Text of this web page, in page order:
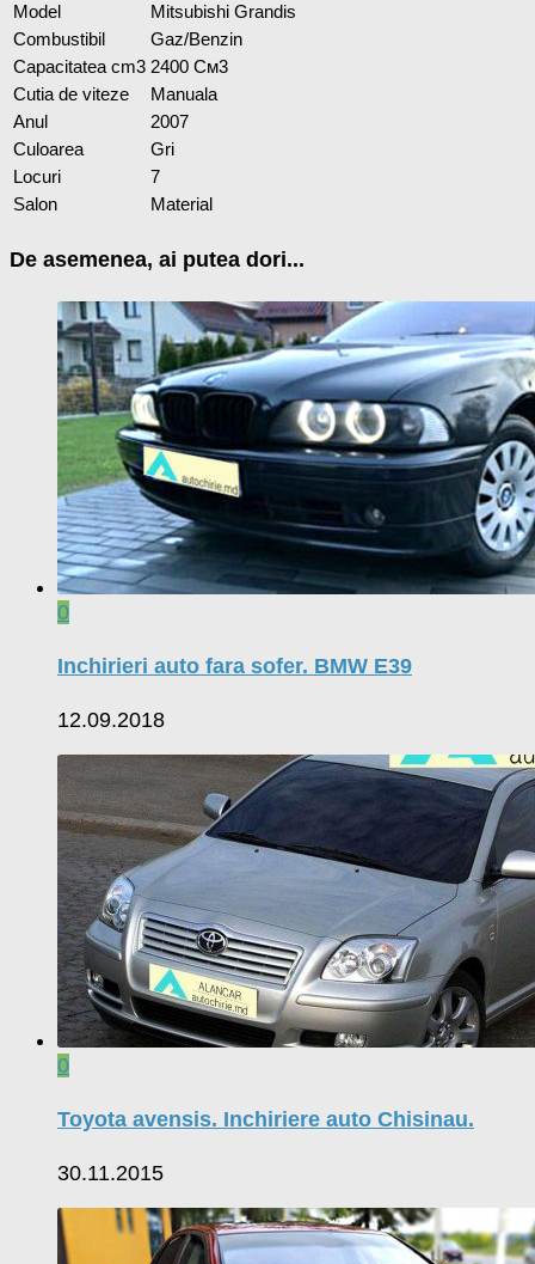
Model
Mitsubishi Grandis
Combustibil
Gaz/Benzin
Capacitatea cm3 2400 См3
Cutia de viteze
Manuala
Anul
2007
Culoarea
Gri
Locuri
7
Salon
Material
De asemenea, ai putea dori...
0
Inchirieri auto fara sofer. BMW E39
12.09.2018
0
Toyota avensis. Inchiriere auto Chisinau.
30.11.2015